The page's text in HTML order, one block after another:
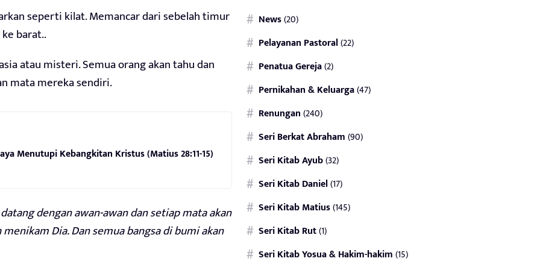
seperti kilat. Memancar dari sebelah timur
barat..
atau misteri. Semua orang akan tahu dan
mata mereka sendiri.
Menutupi Kebangkitan Kristus (Matius 28:11-15)
dengan awan-awan dan setiap mata akan
Dia. Dan semua bangsa di bumi akan
News(20)
Pelayanan Pastoral(22)
Penatua Gereja(2)
Pernikahan & Keluarga(47)
Renungan(240)
Seri Berkat Abraham(90)
Seri Kitab Ayub(32)
Seri Kitab Daniel(17)
Seri Kitab Matius(145)
Seri Kitab Rut(1)
Seri Kitab Yosua & Hakim-hakim(15)